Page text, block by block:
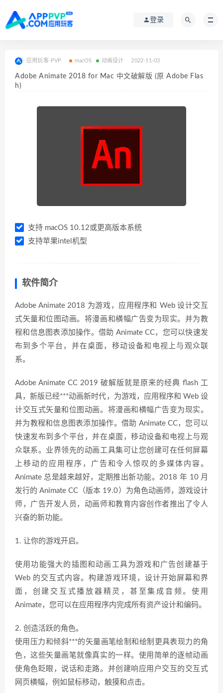
登录
应用玩客-PVP macOS 动画设计 2022-11-03
Adobe Animate 2018 for Mac 中文破解版 (原 Adobe Flas
h)
支持 macOS 10.12或更高版本系统
支持苹果intel机型
软件简介
Adobe Animate 2018 为游戏，应用程序和 Web 设计交互
式矢量和位图动画。将漫画和横幅广告变为现实。并为教
程和信息图表添加操作。借助 Animate CC，您可以快速发
布到多个平台，并在桌面，移动设备和电视上与观众联
系。
Adobe Animate CC 2019 破解版就是原来的经典 flash 工
具，新版已经***动画新时代，为游戏，应用程序和 Web 设
计交互式矢量和位图动画。将漫画和横幅广告变为现实。
并为教程和信息图表添加操作。借助 Animate CC，您可以
快速发布到多个平台，并在桌面，移动设备和电视上与观
众联系。业界领先的动画工具集可让您创建可在任何屏幕
上移动的应用程序，广告和令人惊叹的多媒体内容。
Animate 总是越来越好，定期推出新功能。2018 年 10 月
发行的 Animate CC（版本 19.0）为角色动画师，游戏设计
师，广告开发人员，动画师和教育内容创作者推出了令人
兴奋的新功能。
1. 让你的游戏开启。
使用功能强大的插图和动画工具为游戏和广告创建基于
Web 的交互式内容。构建游戏环境，设计开始屏幕和界
面，创建交互式播放器精灵，甚至集成音频。使用
Animate，您可以在应用程序内完成所有资产设计和编码。
2. 创造活跃的角色。
使用压力和倾斜***的矢量画笔绘制和绘制更具表现力的角
色，这些矢量画笔就像真实的一样。使用简单的逐帧动画
使角色眨眼，说话和走路。并创建响应用户交互的交互式
网页横幅，例如鼠标移动，触摸和点击。